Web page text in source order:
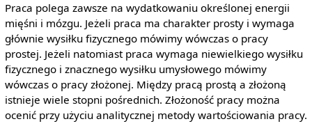
Praca polega zawsze na wydatkowaniu określonej energii
mięśni i mózgu. Jeżeli praca ma charakter prosty i wymaga
głównie wysiłku fizycznego mówimy wówczas o pracy
prostej. Jeżeli natomiast praca wymaga niewielkiego wysiłku
fizycznego i znacznego wysiłku umysłowego mówimy
wówczas o pracy złożonej. Między pracą prostą a złożoną
istnieje wiele stopni pośrednich. Złożoność pracy można
ocenić przy użyciu analitycznej metody wartościowania pracy.